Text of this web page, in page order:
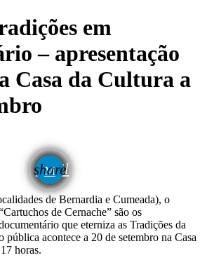
em
– apresentação
Casa da Cultura a
share
email
de Bernardia e Cumeada), o
de Cernache” são os
que eterniza as Tradições da
pública acontece a 20 de setembro na Casa
horas.